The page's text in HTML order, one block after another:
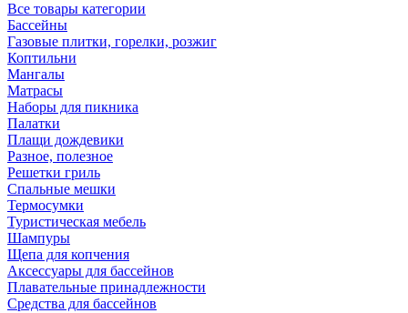
Все товары категории
Бассейны
Газовые плитки, горелки, розжиг
Коптильни
Мангалы
Матрасы
Наборы для пикника
Палатки
Плащи дождевики
Разное, полезное
Решетки гриль
Спальные мешки
Термосумки
Туристическая мебель
Шампуры
Щепа для копчения
Аксессуары для бассейнов
Плавательные принадлежности
Средства для бассейнов